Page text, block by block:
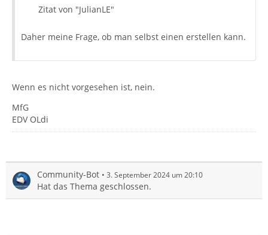
Zitat von "JulianLE"
Daher meine Frage, ob man selbst einen erstellen kann.
Wenn es nicht vorgesehen ist, nein.
MfG
EDV OLdi
Community-Bot 3. September 2024 um 20:10
Hat das Thema geschlossen.